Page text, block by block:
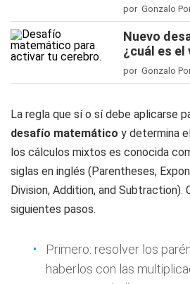
por Gonzalo
Nuevo
¿cuál es el
por Gonzalo
La regla que sí o sí debe aplicarse
desafío matemático y determina
los cálculos mixtos es conocida
siglas en inglés (Parentheses,
Division, Addition, and Subtraction).
siguientes pasos.
Primero: resolver los
haberlos con las